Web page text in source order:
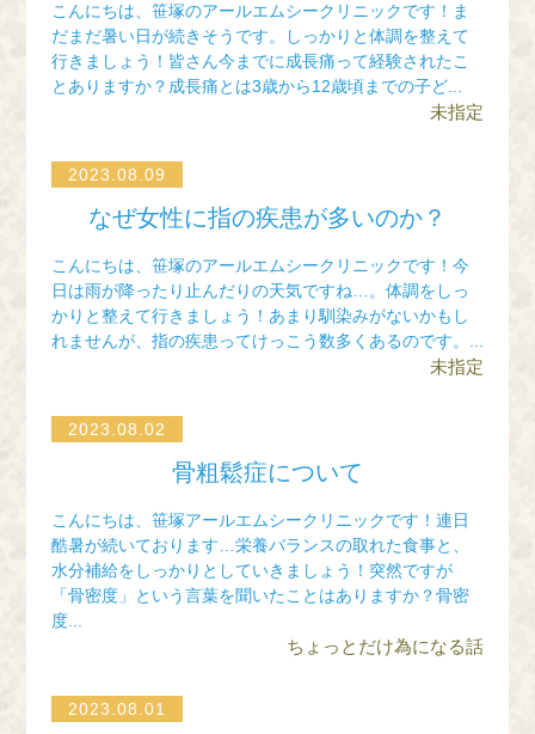
こんにちは、笹塚のアールエムシークリニックです！ま
だまだ暑い日が続きそうです。しっかりと体調を整えて
行きましょう！皆さん今までに成長痛って経験されたこ
とありますか？成長痛とは3歳から12歳頃までの子ど...
未指定
2023.08.09
なぜ女性に指の疾患が多いのか？
こんにちは、笹塚のアールエムシークリニックです！今
日は雨が降ったり止んだりの天気ですね…。体調をしっ
かりと整えて行きましょう！あまり馴染みがないかもし
れませんが、指の疾患ってけっこう数多くあるのです。...
未指定
2023.08.02
骨粗鬆症について
こんにちは、笹塚アールエムシークリニックです！連日
酷暑が続いております…栄養バランスの取れた食事と、
水分補給をしっかりとしていきましょう！突然ですが
「骨密度」という言葉を聞いたことはありますか？骨密
度...
ちょっとだけ為になる話
2023.08.01
料金表
WEB予約（来院歴なし）
TEL